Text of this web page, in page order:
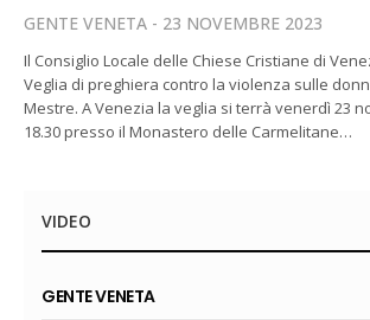
GENTE VENETA 23 NOVEMBRE 2023
Il Consiglio Locale delle Chiese Cristiane di
Veglia di preghiera contro la violenza sulle
Mestre. A Venezia la veglia si terrà venerdì 23
18.30 presso il Monastero delle Carmelitane…
VIDEO
GENTE VENETA